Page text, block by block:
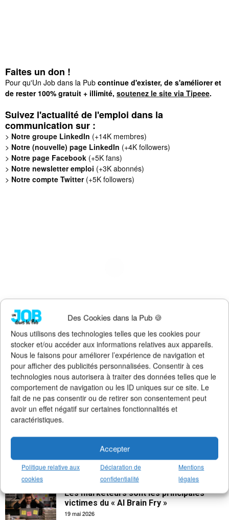
Des Cookies dans la Pub 🍪
Nous utilisons des technologies telles que les cookies pour
stocker et/ou accéder aux informations relatives aux appareils.
Nous le faisons pour améliorer l’expérience de navigation et
pour afficher des publicités personnalisées. Consentir à ces
technologies nous autorisera à traiter des données telles que le
comportement de navigation ou les ID uniques sur ce site. Le
fait de ne pas consentir ou de retirer son consentement peut
avoir un effet négatif sur certaines fonctionnalités et
caractéristiques.
Accepter
Politique relative aux
cookies
Déclaration de
confidentialité
Mentions
légales
Faites un don !
Pour qu'Un Job dans la Pub continue d'exister, de s'améliorer et
de rester 100% gratuit + illimité, soutenez le site via Tipeee.
Suivez l'actualité de l'emploi dans la
communication sur :
> Notre groupe LinkedIn (+14K membres)
> Notre (nouvelle) page LinkedIn (+4K followers)
> Notre page Facebook (+5K fans)
> Notre newsletter emploi (+3K abonnés)
> Notre compte Twitter(+5K followers)
La créativité apporte 102 milliards € à
l’économie française
18 juin 2026
Les salaires indécents des CEOs dans la
publicité
31 mai 2026
bureau qui exaspèrent les...
Les marketeurs sont les principales
victimes du « AI Brain Fry »
19 mai 2026